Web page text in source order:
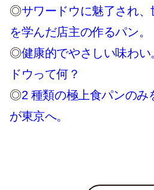
◎サワードウに魅了され
を学んだ店主の作るパン。
◎健康的でやさしい味わ
ドウって何？
◎2 種類の極上食パンのみ
が東京へ。